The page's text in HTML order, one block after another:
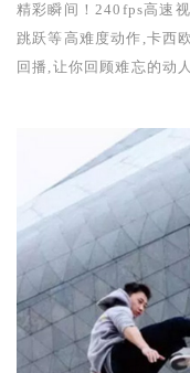
精彩瞬间！ 240fps高速
跳跃等高难度动作,卡西
回播,让你回顾难忘的动